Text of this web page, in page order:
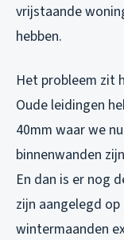
vrijstaande
hebben.
Het probleem zit
Oude leidingen
40mm waar we
binnenwanden
En dan is er nog
zijn aangelegd
wintermaanden